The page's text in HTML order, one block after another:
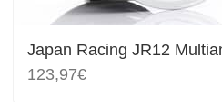
Japan Racing JR12
123,97€